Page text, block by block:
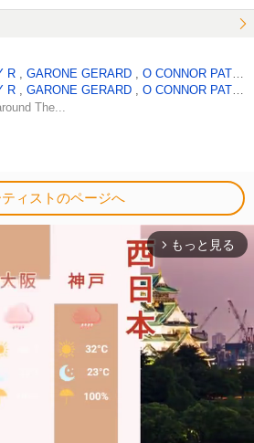
R GARONE GERARD
O CONNOR PATRICK
R GARONE GERARD O CONNOR PATRICK
The...
ィストのページへ
arrow_forward_ios もっと見る